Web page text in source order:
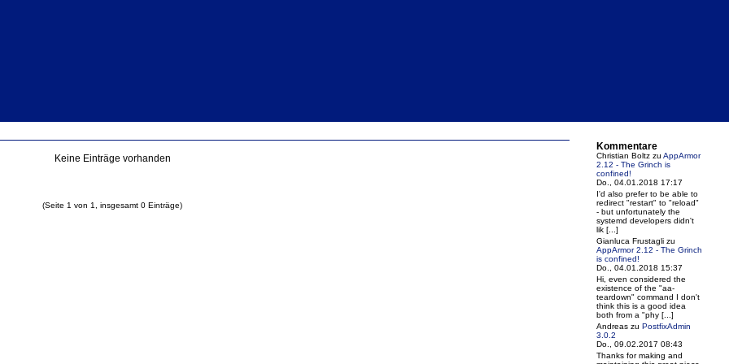
Keine Einträge vorhanden
(Seite 1 von 1, insgesamt 0 Einträge)
Kommentare
Christian Boltz zu AppArmor
2.12 - The Grinch is
confined!
Do., 04.01.2018 17:17
I'd also prefer to be able to
redirect "restart" to "reload"
- but unfortunately the
systemd developers didn't
lik [...]
Gianluca Frustagli zu
AppArmor 2.12 - The Grinch
is confined!
Do., 04.01.2018 15:37
Hi, even considered the
existence of the "aa-
teardown" command I don't
think this is a good idea
both from a "phy [...]
Andreas zu PostfixAdmin
3.0.2
Do., 09.02.2017 08:43
Thanks for making and